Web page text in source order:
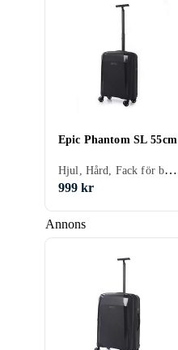
Annons
Epic Phantom SL 55cm
Hjul, Hård, Fack för bärbar dator/surfplatta, Vattentät, TSA-lås, Kabinväska
999 kr